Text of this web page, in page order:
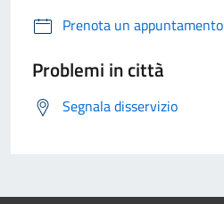
Prenota un appuntamento
Problemi in città
Segnala disservizio